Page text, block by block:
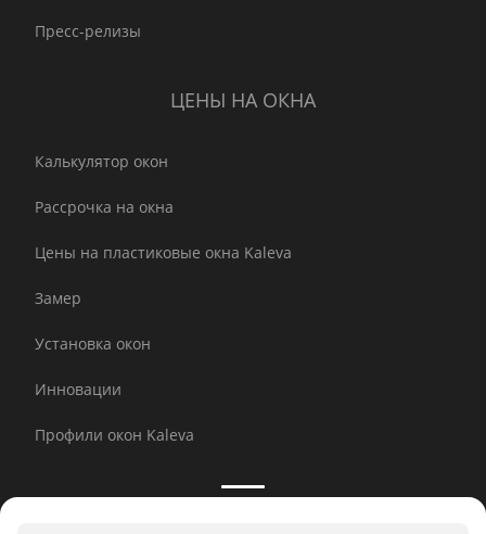
Пресс-релизы
ЦЕНЫ НА ОКНА
Калькулятор окон
Рассрочка на окна
Цены на пластиковые окна Kaleva
Замер
Установка окон
Инновации
Профили окон Kaleva
Принимаем к оплате: